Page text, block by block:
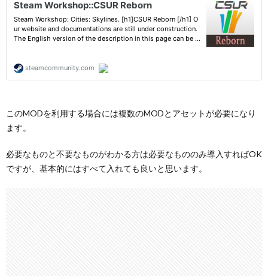
このMODを利用する場合には複数のMODとアセットが必要になり
ます。
必要なものと不要なものがわかる方は必要なもののみ導入すればOK
ですが、基本的にはすべて入れても良いと思います。